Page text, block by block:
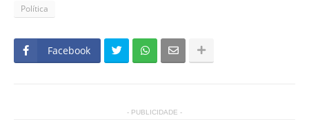
Política
Facebook
- PUBLICIDADE -